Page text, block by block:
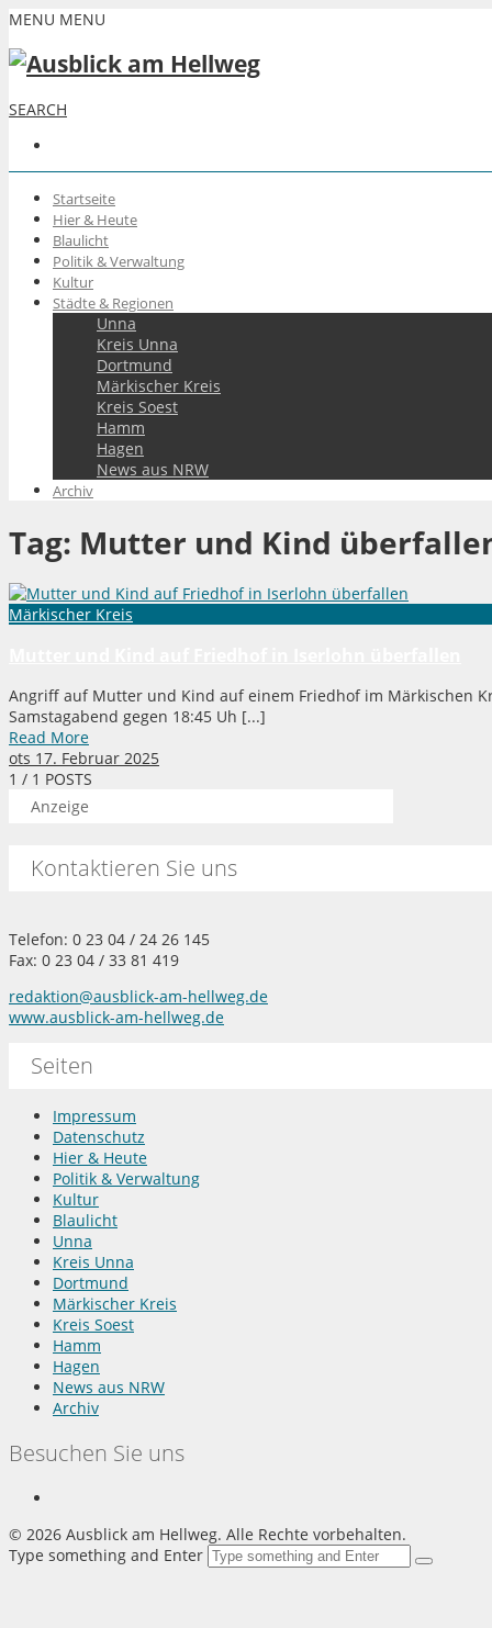
MENU MENU
SEARCH
Startseite
Hier & Heute
Blaulicht
Politik & Verwaltung
Kultur
Städte & Regionen
Unna
Kreis Unna
Dortmund
Märkischer Kreis
Kreis Soest
Hamm
Hagen
News aus NRW
Archiv
Tag: Mutter und Kind
Märkischer Kreis
Angriff auf Mutter und Kind auf einem Friedhof im Märkischen
Samstagabend gegen 18:45 Uh [...]
Read More
ots 17. Februar 2025
1 / 1 POSTS
Anzeige
Kontaktieren Sie uns
Telefon: 0 23 04 / 24 26 145
Fax: 0 23 04 / 33 81 419
redaktion@ausblick-am-hellweg.de
www.ausblick-am-hellweg.de
Seiten
Impressum
Datenschutz
Hier & Heute
Politik & Verwaltung
Kultur
Blaulicht
Unna
Kreis Unna
Dortmund
Märkischer Kreis
Kreis Soest
Hamm
Hagen
News aus NRW
Archiv
Besuchen Sie uns
© 2026 Ausblick am Hellweg. Alle Rechte vorbehalten.
Type something and Enter